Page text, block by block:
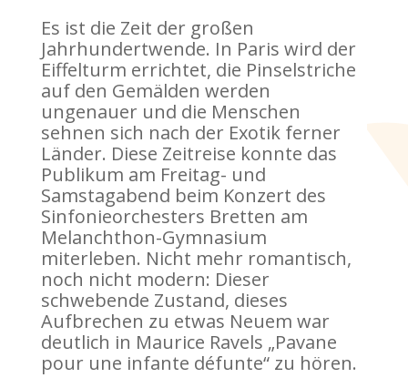
Es ist die Zeit der großen
Jahrhundertwende. In Paris wird der
Eiffelturm errichtet, die Pinselstriche
auf den Gemälden werden
ungenauer und die Menschen
sehnen sich nach der Exotik ferner
Länder. Diese Zeitreise konnte das
Publikum am Freitag- und
Samstagabend beim Konzert des
Sinfonieorchesters Bretten am
Melanchthon-Gymnasium
miterleben. Nicht mehr romantisch,
noch nicht modern: Dieser
schwebende Zustand, dieses
Aufbrechen zu etwas Neuem war
deutlich in Maurice Ravels „Pavane
pour une infante défunte“ zu hören.